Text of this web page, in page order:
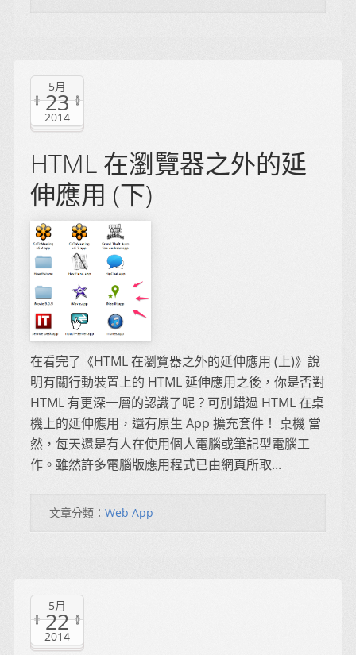
5月
23
2014
HTML 在瀏覽器之外的延
伸應用 (下)
在看完了《HTML 在瀏覽器之外的延伸應用 (上)》說
明有關行動裝置上的 HTML 延伸應用之後，你是否對
HTML 有更深一層的認識了呢？可別錯過 HTML 在桌
機上的延伸應用，還有原生 App 擴充套件！ 桌機 當
然，每天還是有人在使用個人電腦或筆記型電腦工
作。雖然許多電腦版應用程式已由網頁所取...
文章分類： Web App
5月
22
2014